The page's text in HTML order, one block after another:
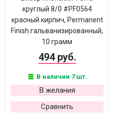
круглый 8/0 #PF0564
красный кирпич, Permanent
Finish гальванизированный,
10 грамм
494 руб.
В наличии 7 шт.
В желания
Сравнить